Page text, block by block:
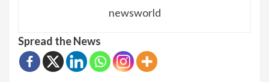
newsworld
Spread the News